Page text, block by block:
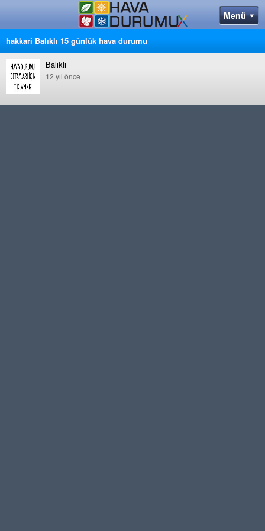
hakkari Balıklı 15 günlük hava durumu
Balıklı
12 yıl önce